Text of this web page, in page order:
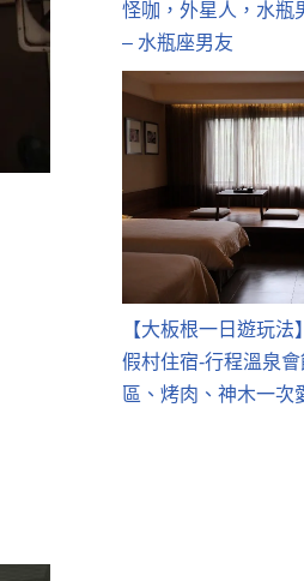
怪咖，外星人，水瓶
– 水瓶座男友
【大板根一日遊玩
假村住宿-行程溫泉
區、烤肉、神木一次